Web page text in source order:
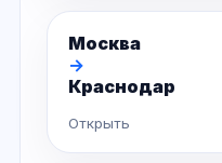
Москва
→
Краснодар
Открыть